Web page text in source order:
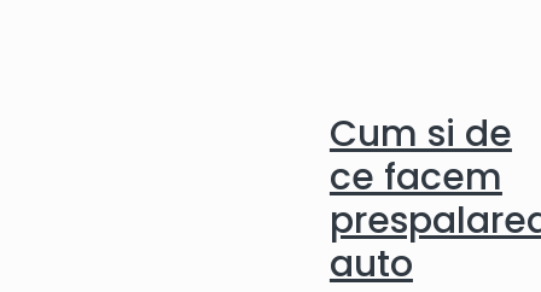
Cum si de
ce facem
auto